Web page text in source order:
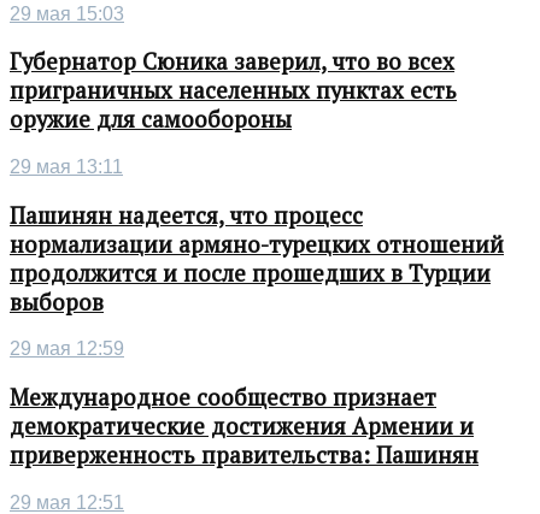
29 мая 15:03
Губернатор Сюника заверил, что во всех
приграничных населенных пунктах есть
оружие для самообороны
29 мая 13:11
Пашинян надеется, что процесс
нормализации армяно-турецких отношений
продолжится и после прошедших в Турции
выборов
29 мая 12:59
Международное сообщество признает
демократические достижения Армении и
приверженность правительства: Пашинян
29 мая 12:51